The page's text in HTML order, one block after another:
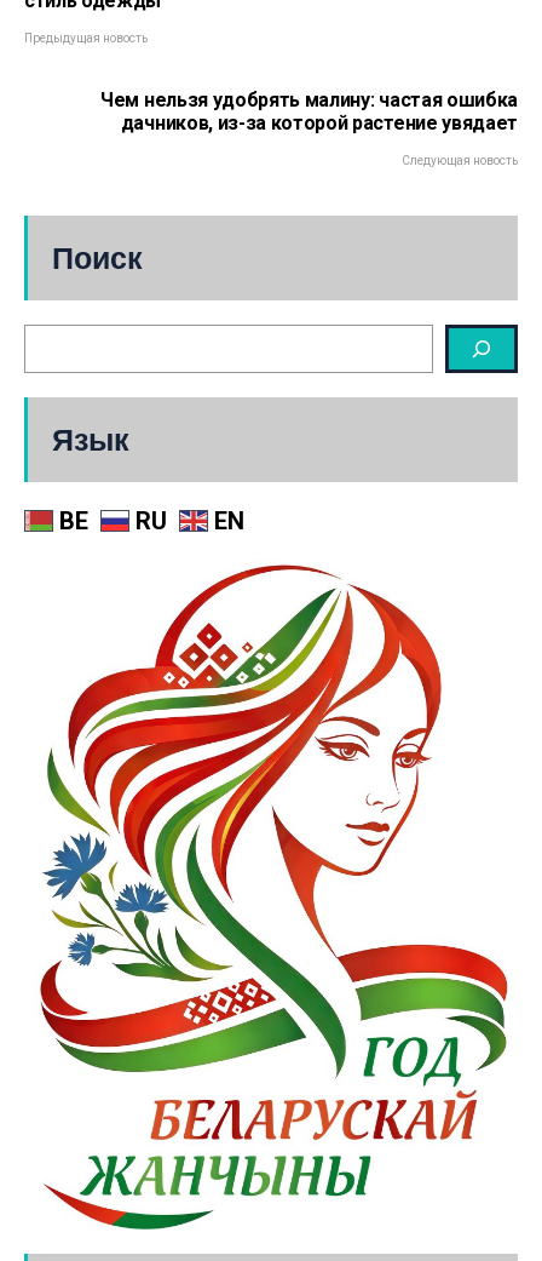
Предыдущая новость
Чем нельзя удобрять малину: частая ошибка
дачников, из-за которой растение увядает
Следующая новость
Поиск
Язык
BE RU EN